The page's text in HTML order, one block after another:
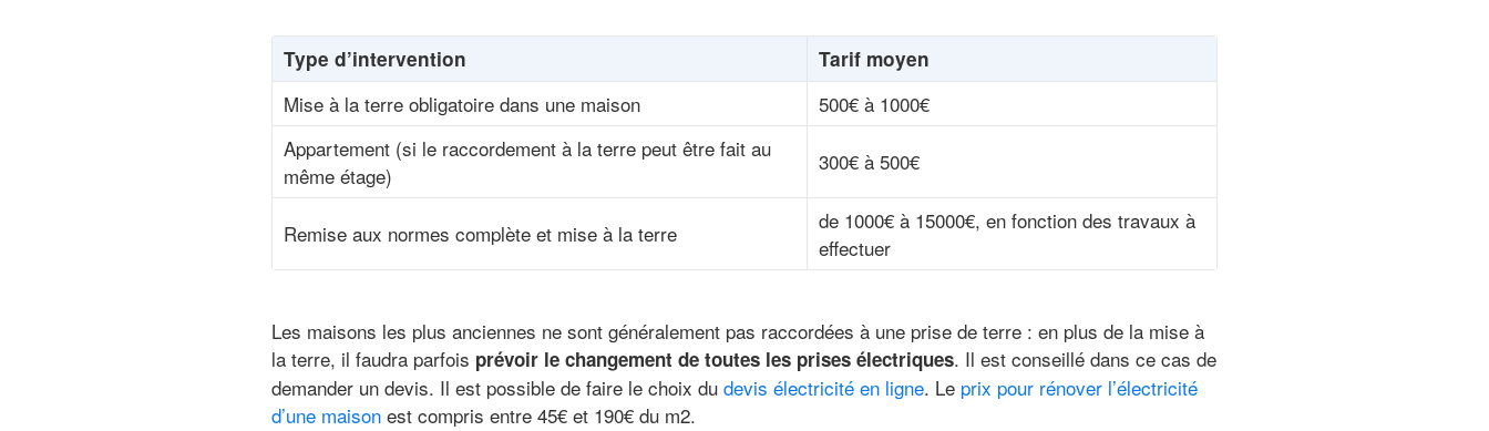
Type d’intervention
Tarif moyen
Mise à la terre obligatoire dans une maison
500€ à 1000€
Appartement (si le raccordement à la terre peut être fait au
même étage)
300€ à 500€
Remise aux normes complète et mise à la terre
de 1000€ à 15000€, en fonction des travaux à
effectuer
Les maisons les plus anciennes ne sont généralement pas raccordées à une prise de terre : en plus de la mise à
la terre, il faudra parfois prévoir le changement de toutes les prises électriques. Il est conseillé dans ce cas de
demander un devis. Il est possible de faire le choix du devis électricité en ligne. Le prix pour rénover l’électricité
d’une maisonest compris entre 45€ et 190€ du m2.